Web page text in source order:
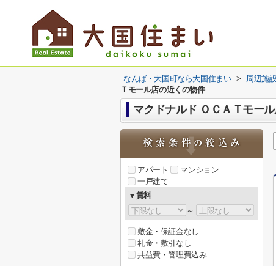
なんば・大国町なら大国住まい > 周辺施
Ｔモール店の近くの物件
マクドナルド ＯＣＡＴモー
アパート
マンション
一戸建て
▼賃料
～
敷金・保証金なし
礼金・敷引なし
共益費・管理費込み